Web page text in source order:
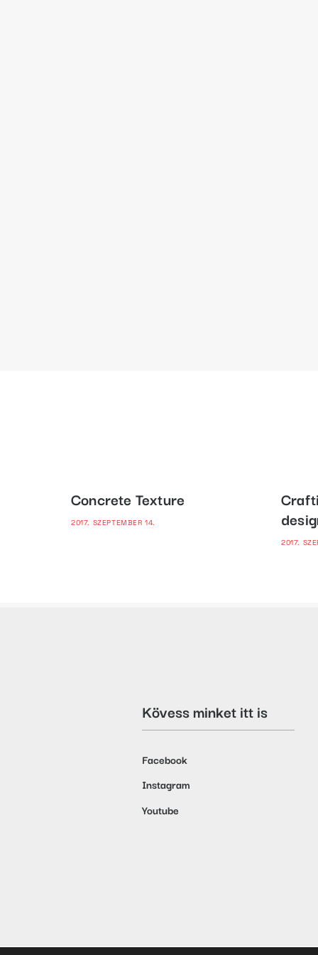
Concrete Texture
2017. SZEPTEMBER 14.
2017.
Kövess minket itt is
Facebook
Instagram
Youtube